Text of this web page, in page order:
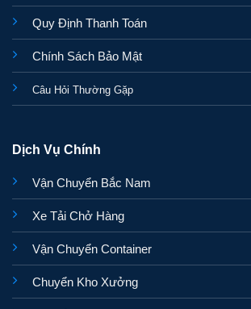
Quy Định Thanh Toán
Chính Sách Bảo Mật
Câu Hỏi Thường Gặp
Dịch Vụ Chính
Vận Chuyển Bắc Nam
Xe Tải Chở Hàng
Vận Chuyển Container
Chuyển Kho Xưởng